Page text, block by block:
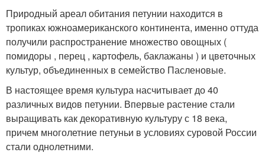
Природный ареал обитания петунии находится в
тропиках южноамериканского континента, именно оттуда
получили распространение множество овощных (
помидоры , перец , картофель, баклажаны ) и цветочных
культур, объединенных в семейство Пасленовые.
В настоящее время культура насчитывает до 40
различных видов петунии. Впервые растение стали
выращивать как декоративную культуру с 18 века,
причем многолетние петуньи в условиях суровой России
стали однолетними.